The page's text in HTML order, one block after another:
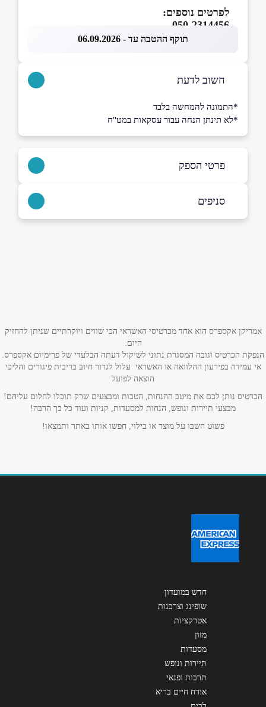
לפרטים נוספים:
תוקף ההטבה עד - 06.09.2026
חשוב לדעת
*התמונה להמחשה בלבד
*לא תינתן הנחה עבור עסקאות במט"ח
פרטי הספק
נושא *
אנא חזרו אלי בקשר ל...
הודעה*
סניפים
אמריקן אקספרס הוא אחד מכרטיסי האשראי הכי שווים ויוקרתיים שניתן להחזיק
היום.
הנפקת הכרטיס וגובה המסגרת נתוני לשיקול דעתה הבלעדי של פרימיום אקספרס.
אי עמידה בפירעון ההלוואה או האשראי עלול לגרור חיוב בריבית פיגורים והליכי
הוצאה לפועל
הכרטיס נותן לכם את מיטב ההנחות, הטבות ומבצעים שרק תוכלו לחלום עליהם!
מבצעי תיירות ונופש, הנחות למסעדות, קניות ועוד כל כך הרבה!
פשוט חשבו על מוצר או בילוי, חפשו אותו באתר ותמצאו!
חדש במועדון
שופינג וצרכנות
אטרקציות
מזון
מסעדות
תיירות ונופש
תרבות ופנאי
אורח חיים בריא